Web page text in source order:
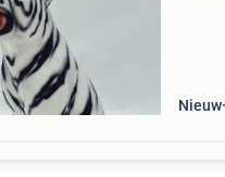
Nieuw